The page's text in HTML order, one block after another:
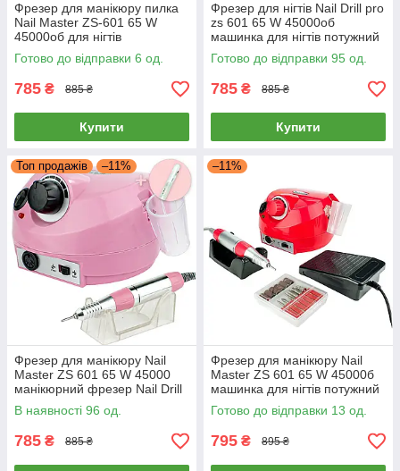
Фрезер для манікюру пилка
Nail Master ZS-601 65 W
45000об для нігтів
шліфування лаку насадки
фрейзер ЗС 601
Готово до відправки 6 од.
785 ₴ 885 ₴
Купити
Фрезер для нігтів Nail Drill pro
zs 601 65 W 45000об
машинка для нігтів потужний
манікюрний фрейзер ЗС 601
Готово до відправки 95 од.
785 ₴ 885 ₴
Купити
Топ продажів –11%
Фрезер для манікюру Nail
Master ZS 601 65 W 45000
манікюрний фрезер Nail Drill
pro zs 601 + олива олівець
OPI
В наявності 96 од.
785 ₴ 885 ₴
–11%
Фрезер для манікюру Nail
Master ZS 601 65 W 45000б
машинка для нігтів потужний
манікюрний фрезер Nail Drill
pro
Готово до відправки 13 од.
795 ₴ 895 ₴